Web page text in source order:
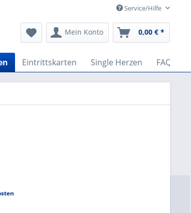
Service/Hilfe
Mein Konto 0,00 € *
Eintrittskarten Single Herzen FAQ